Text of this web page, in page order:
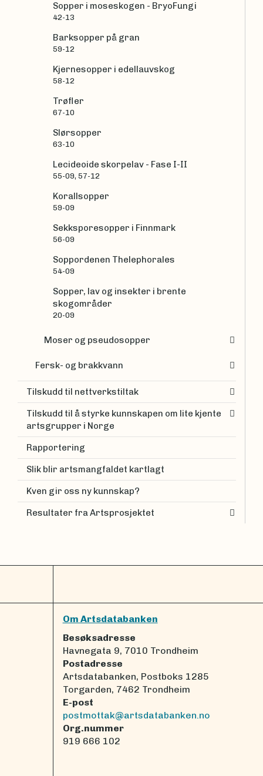
Sopper i moseskogen - BryoFungi
42-13
Barksopper på gran
59-12
Kjernesopper i edellauvskog
58-12
Trøfler
67-10
Slørsopper
63-10
Lecideoide skorpelav - Fase I-II
55-09, 57-12
Korallsopper
59-09
Sekksporesopper i Finnmark
56-09
Soppordenen Thelephorales
54-09
Sopper, lav og insekter i brente
skogområder
20-09
Moser og pseudosopper
Fersk- og brakkvann
Tilskudd til nettverkstiltak
Tilskudd til å styrke kunnskapen om lite kjente
artsgrupper i Norge
Rapportering
Slik blir artsmangfaldet kartlagt
Kven gir oss ny kunnskap?
Resultater fra Artsprosjektet
Om Artsdatabanken
Besøksadresse
Havnegata 9, 7010 Trondheim
Postadresse
Artsdatabanken, Postboks 1285
Torgarden, 7462 Trondheim
E-post
postmottak@artsdatabanken.no
Org.nummer
919 666 102